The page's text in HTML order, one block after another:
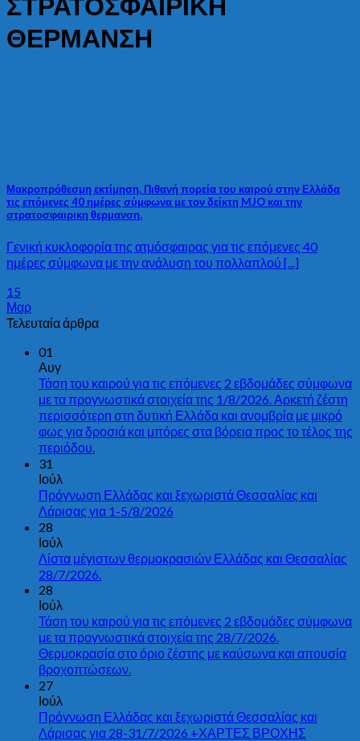
ΘΕΡΜΑΝΣΗ
Μακροπρόθεσμη εκτίμηση. Πιθανή πορεία του καιρού στην Ελλάδα
τις επόμενες 40 ημέρες σύμφωνα με τον δείκτη MJO και την
στρατοσφαιρικη θερμανση.
Γενική κυκλοφορία της ατμόσφαιρας για τις επόμενες 40
ημέρες σύμφωνα με την ανάλυση του πολλαπλού [...]
15
Μαρ
Τελευταία άρθρα
01
Αυγ
Τάση του καιρού για τις επόμενες 2 εβδομάδες σύμφωνα
με τα προγνωστικά στοιχεία της 1/8/2026. Αρκετή ζέστη
περισσότερη στη δυτική Ελλάδα και ανομβρία με μικρό
φως για δροσιά και μπόρες στα βόρεια προς το τέλος της
περιόδου.
31
Ιούλ
Πρόγνωση Ελλάδας και ξεχωριστά Θεσσαλίας και
Λάρισας για 1-5/8/2026
28
Ιούλ
Λίστα μέγιστων θερμοκρασιών Ελλάδας και Θεσσαλίας
28/7/2026.
28
Ιούλ
Τάση του καιρού για τις επόμενες 2 εβδομάδες σύμφωνα
με τα προγνωστικά στοιχεία της 28/7/2026.
Θερμοκρασία στο όριο ζέστης με καύσωνα και απουσία
βροχοπτώσεων.
27
Ιούλ
Πρόγνωση Ελλάδας και ξεχωριστά Θεσσαλίας και
Λάρισας για 28-31/7/2026 +ΧΑΡΤΕΣ ΒΡΟΧΗΣ